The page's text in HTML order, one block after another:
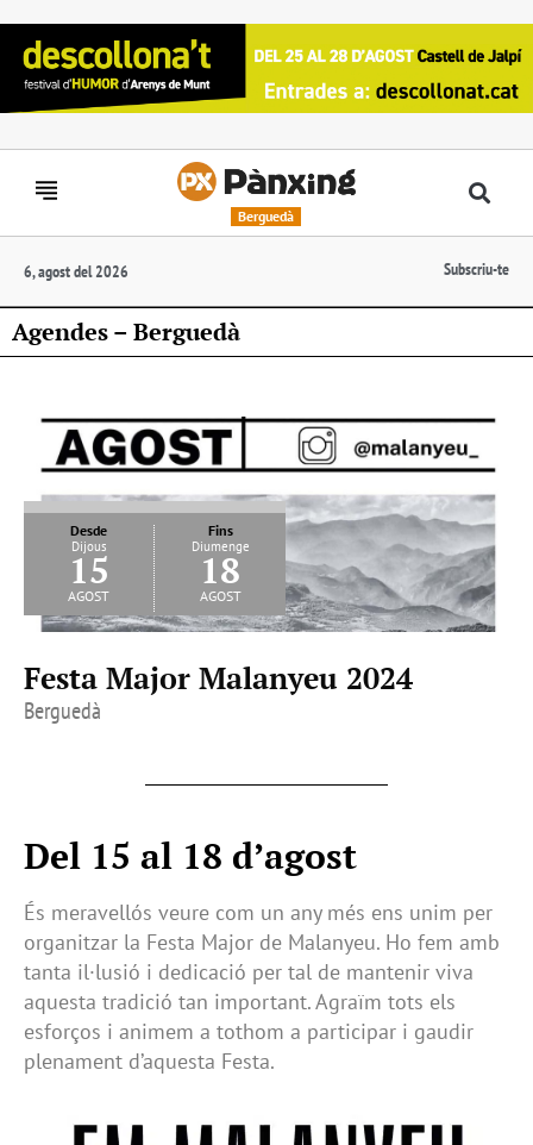
Berguedà
6, agost del 2026 Subscriu-te
Agendes – Berguedà
Desde
Dijous
15
agost
Fins
Diumenge
18
agost
Festa Major Malanyeu 2024
Berguedà
Del 15 al 18 d’agost
És meravellós veure com un any més ens unim per
organitzar la Festa Major de Malanyeu. Ho fem amb
tanta il·lusió i dedicació per tal de mantenir viva
aquesta tradició tan important. Agraïm tots els
esforços i animem a tothom a participar i gaudir
plenament d’aquesta Festa.